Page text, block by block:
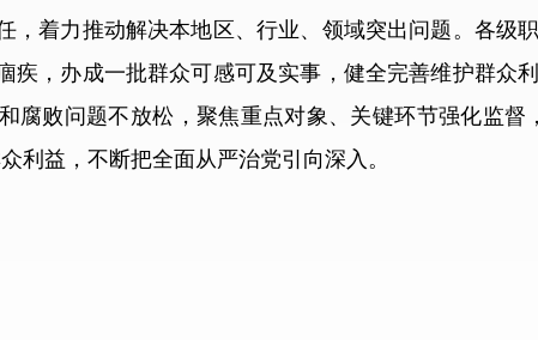
，着力推动解决本地区、行业、领域突出问题。各级
疾，办成一批群众可感可及实事，健全完善维护群众
腐败问题不放松，聚焦重点对象、关键环节强化监督
利益，不断把全面从严治党引向深入。